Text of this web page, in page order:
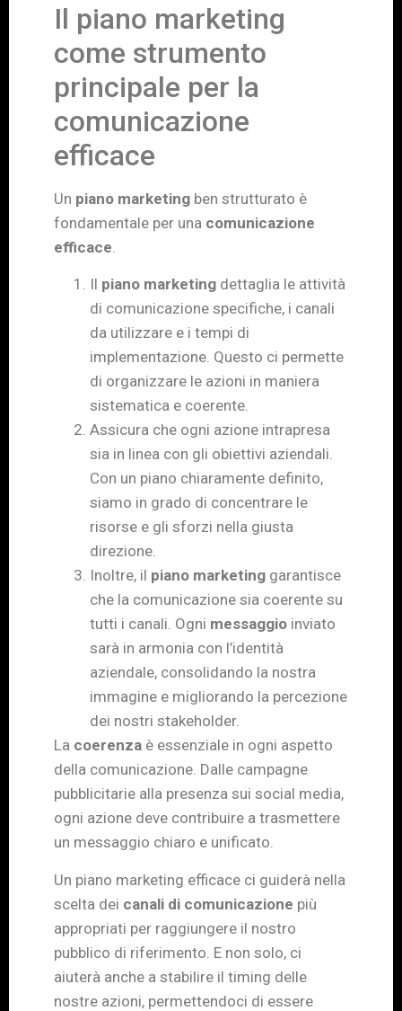
Il piano marketing
come strumento
principale per la
comunicazione
efficace
Un piano marketing ben strutturato è
fondamentale per una comunicazione
efficace
Il piano marketing dettaglia le attività
di comunicazione specifiche, i canali
da utilizzare e i tempi di
implementazione. Questo ci permette
di organizzare le azioni in maniera
sistematica e coerente.
Assicura che ogni azione intrapresa
sia in linea con gli obiettivi aziendali.
Con un piano chiaramente definito,
siamo in grado di concentrare le
risorse e gli sforzi nella giusta
direzione.
Inoltre, il piano marketing garantisce
che la comunicazione sia coerente su
tutti i canali. Ogni messaggio inviato
sarà in armonia con l’identità
aziendale, consolidando la nostra
immagine e migliorando la percezione
dei nostri stakeholder.
La coerenza è essenziale in ogni aspetto
della comunicazione. Dalle campagne
pubblicitarie alla presenza sui social media,
ogni azione deve contribuire a trasmettere
un messaggio chiaro e unificato.
Un piano marketing efficace ci guiderà nella
scelta dei canali di comunicazione più
appropriati per raggiungere il nostro
pubblico di riferimento. E non solo, ci
aiuterà anche a stabilire il timing delle
nostre azioni, permettendoci di essere